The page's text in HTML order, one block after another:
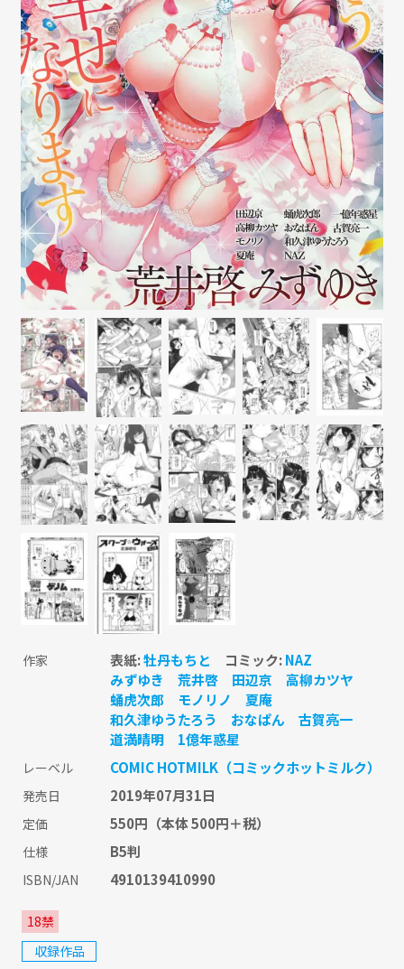
作家 表紙:牡丹もちと コミック:NAZ
みずゆき
荒井啓 田辺京
高柳カツヤ
蛹虎次郎
モノリノ
夏庵
和久津ゆうたろう
おなぱん
古賀亮一
道満晴明
1億年惑星
レーベル COMIC HOTMILK（コミックホットミルク）
発売日 2019年07月31日
定価 550円 （本体 500円＋税）
仕様 B5判
ISBN/JAN 4910139410990
18禁
収録作品